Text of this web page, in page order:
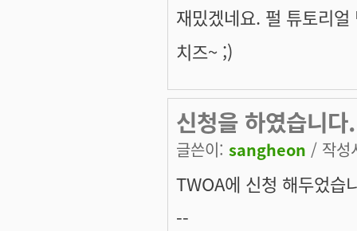
재밌겠네요. 펄 튜토리
치즈~ ;)
신청을 하였습니다.
글쓴이: sangheon / 작성
TWOA에 신청 해두었습
--